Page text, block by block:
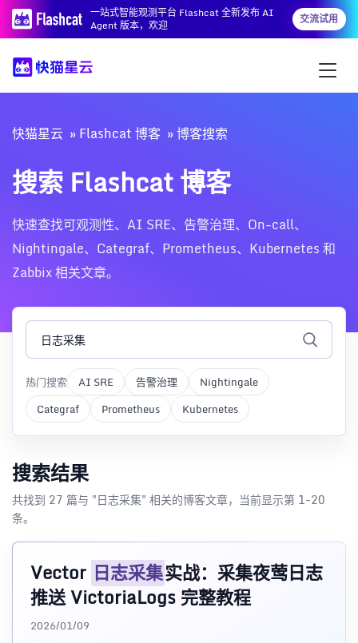
一站式智能观测平台 Flashcat 全新发布 AI
Agent 版本，欢迎
交流试用
快猫星云 Flashcat 博客 博客搜索
搜索 Flashcat 博客
快速查找可观测性、AI SRE、告警治理、On-call、
Nightingale、Categraf、Prometheus、Kubernetes 和
Zabbix 相关文章。
热门搜索 AI SRE 告警治理
Nightingale
Categraf
Prometheus Kubernetes
搜索结果
共找到 27 篇与 "日志采集" 相关的博客文章，当前显示第 1-20
条。
Vector 日志采集实战：采集夜莺日志
推送 VictoriaLogs 完整教程
2026/01/09